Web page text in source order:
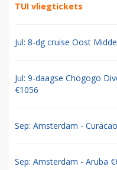
TUI vliegtickets
Jul: 8-dg cruise Oost
Jul: 9-daagse Chogogo
€1056
Sep: Amsterdam -
Sep: Amsterdam - Aruba